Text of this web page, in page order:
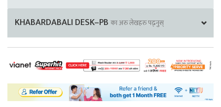
KHABARDABALI DESK–PB का अरु लेखहरु पढ्नुस्